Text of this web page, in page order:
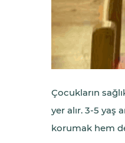
Çocukların
yer alır. 3-5 yaş
korumak hem